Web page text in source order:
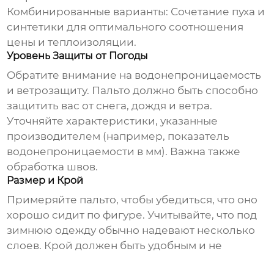
Комбинированные варианты: Сочетание пуха и
синтетики для оптимального соотношения
цены и теплоизоляции.
Уровень Защиты от Погоды
Обратите внимание на водонепроницаемость
и ветрозащиту. Пальто должно быть способно
защитить вас от снега, дождя и ветра.
Уточняйте характеристики, указанные
производителем (например, показатель
водонепроницаемости в мм). Важна также
обработка швов.
Размер и Крой
Примеряйте пальто, чтобы убедиться, что оно
хорошо сидит по фигуре. Учитывайте, что под
зимнюю одежду обычно надевают несколько
слоев. Крой должен быть удобным и не